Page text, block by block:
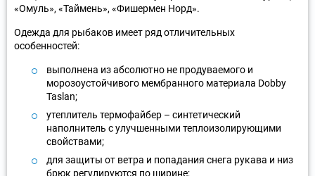
«Омуль», «Таймень», «Фишермен Норд».
Одежда для рыбаков имеет ряд отличительных
особенностей:
выполнена из абсолютно не продуваемого и
морозоустойчивого мембранного материала Dobby
Taslan;
утеплитель термофайбер – синтетический
наполнитель с улучшенными теплоизолирующими
свойствами;
для защиты от ветра и попадания снега рукава и низ
брюк регулируются по ширине;